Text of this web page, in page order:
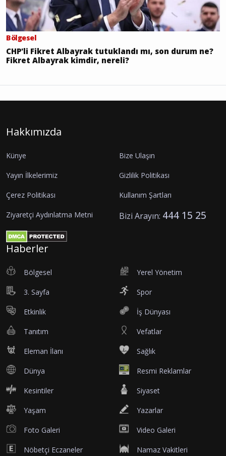
Bölgesel
CHP'li Fikret Albayrak tutuklandı mı, son durum ne?
Fikret Albayrak kimdir, nereli?
Hakkımızda
Künye Bize Ulaşın
Yayın İlkelerimiz Gizlilik Politikası
Çerez Politikası Kullanım Şartları
Ziyaretçi Aydınlatma Metni Bizi Arayın: 444 15 25
Haberler
Bölgesel Yerel Yönetim
3. Sayfa Spor
Etkinlik İş Dünyası
Tanıtım Vefatlar
Eleman İlanı Sağlık
Dünya Resmi Reklamlar
Kesintiler Siyaset
Yaşam Yazarlar
Foto Galeri Video Galeri
Nöbetçi Eczaneler Namaz Vakitleri